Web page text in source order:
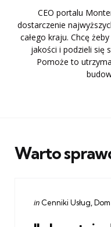
CEO portalu
dostarczenie
całego kraju. Chcę
jakości i podzieli się
Pomoże to
Warto
Categories
Posted
in Cenniki Usług